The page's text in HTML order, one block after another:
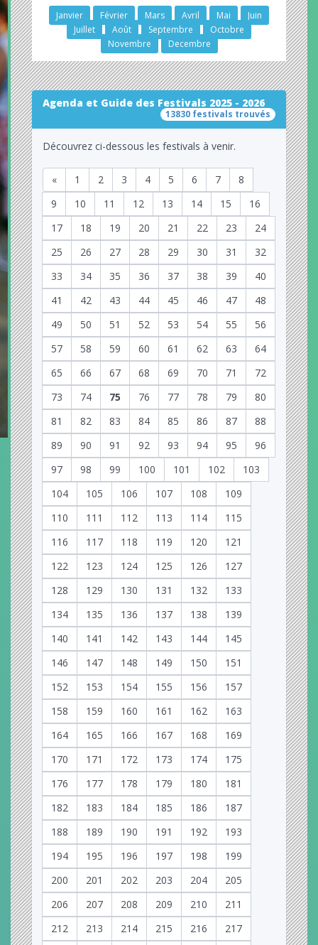
Janvier Février Mars Avril Mai
Juin
Juillet
Août Septembre
Octobre
Novembre
Decembre
Agenda et Guide des Festivals 2025 - 2026
13830 festivals trouvés
Découvrez ci-dessous les festivals à venir.
« 1 2 3 4 5 6 7
8
9
10 11 12 13 14 15
16
17
18 19 20 21 22 23
24
25
26 27 28 29 30 31
32
33
34 35 36 37 38 39
40
41
42 43 44 45 46 47
48
49
50 51 52 53 54 55
56
57
58 59 60 61 62 63
64
65
66 67 68 69 70 71
72
73
74 75 76 77 78 79
80
81
82 83 84 85 86 87
88
89
90 91 92 93 94 95
96
97
98 99 100 101 102
103
104
105 106 107 108
109
110
111 112 113 114
115
116
117 118 119 120
121
122
123 124 125 126
127
128
129 130 131 132
133
134
135 136 137 138
139
140
141 142 143 144
145
146
147 148 149 150
151
152
153 154 155 156
157
158
159 160 161 162
163
164
165 166 167 168
169
170
171 172 173 174
175
176
177 178 179 180
181
182
183 184 185 186
187
188
189 190 191 192
193
194
195 196 197 198
199
200
201 202 203 204
205
206
207 208 209 210
211
212
213 214 215 216
217